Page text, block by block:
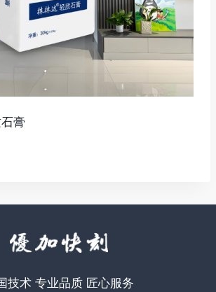
膏
技术 专业品质 匠心服务